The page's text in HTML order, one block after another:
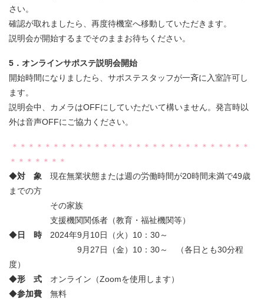
さい。
確認が取れましたら、再度待機室へ移動していただきます。
説明会が開始するまでそのままお待ちください。
5．オンラインサポステ説明会開始
開始時間になりましたら、サポステスタッフが一斉に入室許可し
ます。
説明会中、カメラはOFFにしていただいて構いません。発言時以
外は音声OFFにご協力ください。
＊＊＊＊＊＊＊＊＊＊＊＊＊＊＊＊＊＊＊＊＊＊＊＊＊＊＊＊＊
＊＊＊＊＊＊＊
◆対 象 現在無業状態または週の労働時間が20時間未満で49歳
までの方
その家族
支援機関関係者（教育・福祉機関等）
◆日 時 2024年9月10日（火）10：30～
9月27日（金）10：30～ （各日とも30分程
度）
◆形 式 オンライン（Zoomを使用します）
◆参加費 無料